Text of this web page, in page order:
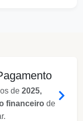
de 2025,
financeiro de